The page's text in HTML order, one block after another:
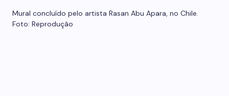
Mural concluído pelo artista Rasan Abu Apara, no Chile.
Foto: Reprodução